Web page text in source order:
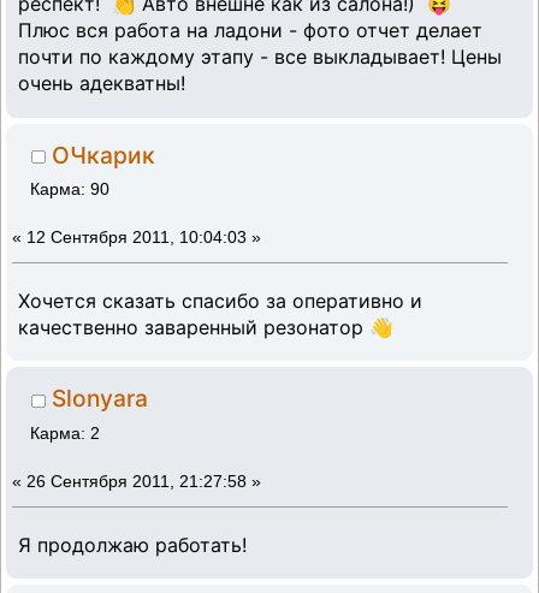
Плюс вся работа на ладони - фото отчет делает
почти по каждому этапу - все выкладывает! Цены
очень адекватны!
ОЧкарик
Карма: 90
« 12 Сентября 2011, 10:04:03 »
Хочется сказать спасибо за оперативно и
качественно заваренный резонатор 👋
Slonyara
Карма: 2
« 26 Сентября 2011, 21:27:58 »
Я продолжаю работать!